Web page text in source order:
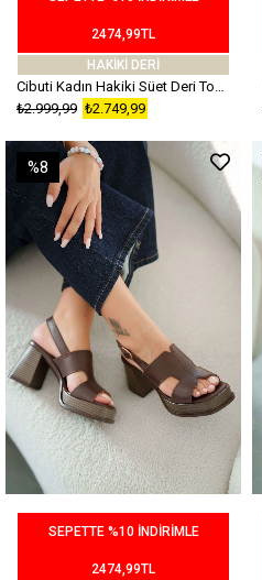
2474,99TL
HAKİKİ DERİ
Cibuti Kadın Hakiki Süet Deri Topuklu Sandalet Kahverengi
₺2.749,99
₺2.999,99
SEPETTE %10 İNDİRİMLE
2474,99TL
%8